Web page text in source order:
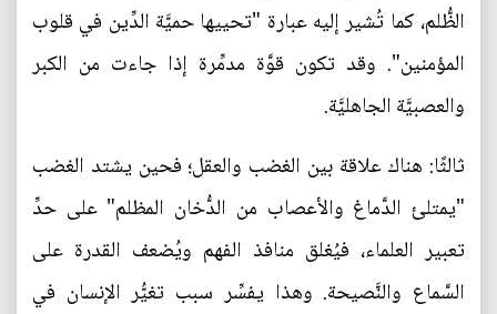
الظُّلم، كما تُشير إليه عبارة "تحييها حميَّة الدِّين في قلوب
المؤمنين". وقد تكون قوَّة مدمِّرة إذا جاءت من الكبر
والعصبيَّة الجاهليَّة.
ثالثًا: هناك علاقة بين الغضب والعقل؛ فحين يشتد الغضب
"يمتلئ الدَّماغ والأعصاب من الدُّخان المظلم" على حدِّ
تعبير العلماء، فيُغلق منافذ الفهم ويُضعف القدرة على
السَّماع والنَّصيحة. وهذا يفسِّر سبب تغيُّر الإنسان في